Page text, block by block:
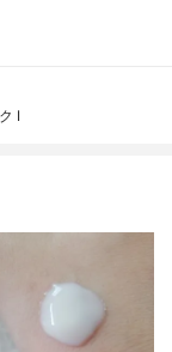
Ⅰ